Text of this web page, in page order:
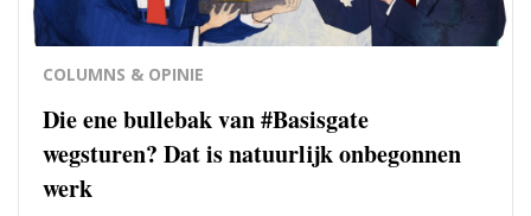
COLUMNS & OPINIE
Die ene bullebak van #Basisgate
wegsturen? Dat is natuurlijk onbegonnen
werk